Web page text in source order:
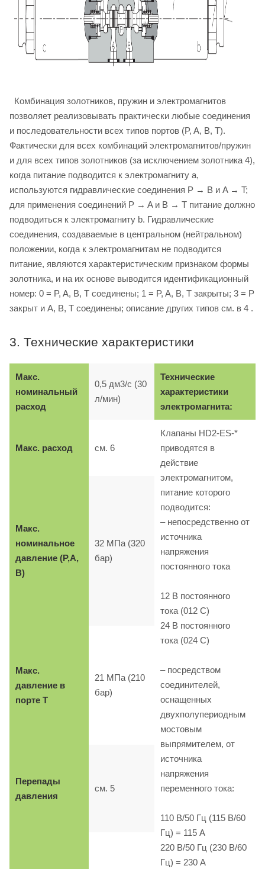
Комбинация золотников, пружин и электромагнитов
позволяет реализовывать практически любые соединения
и последовательности всех типов портов (P, A, B, T).
Фактически для всех комбинаций электромагнитов/пружин
и для всех типов золотников (за исключением золотника 4),
когда питание подводится к электромагниту a,
используются гидравлические соединения P → B и A → T;
для применения соединений P → A и B → T питание должно
подводиться к электромагниту b. Гидравлические
соединения, создаваемые в центральном (нейтральном)
положении, когда к электромагнитам не подводится
питание, являются характеристическим признаком формы
золотника, и на их основе выводится идентификационный
номер: 0 = P, A, B, T соединены; 1 = P, A, B, T закрыты; 3 = P
закрыт и A, B, T соединены; описание других типов см. в 4 .
3. Технические характеристики
Макс.
номинальный
расход
0,5 дм3/с (30
л/мин)
Технические
характеристики
электромагнита:
Макс. расход см. 6
Клапаны HD2-ES-*
приводятся в
действие
электромагнитом,
питание которого
подводится:
– непосредственно от
источника
напряжения
постоянного тока
12 B постоянного
тока (012 C)
24 B постоянного
тока (024 C)
– посредством
соединителей,
оснащенных
двухполупериодным
мостовым
выпрямителем, от
источника
напряжения
переменного тока:
110 B/50 Гц (115 B/60
Гц) = 115 A
220 B/50 Гц (230 B/60
Гц) = 230 A
Макс.
номинальное
давление (P,A,
B)
32 МПа (320
бар)
Макс.
давление в
порте T
21 МПа (210
бар)
Перепады
давления
см. 5